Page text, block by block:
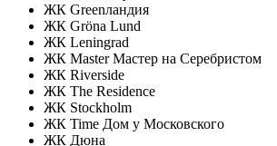
ЖК Greenландия
ЖК Gröna Lund
ЖК Leningrad
ЖК Master Мастер на Серебристом
ЖК Riverside
ЖК The Residence
ЖК Stockholm
ЖК Time Дом у Московского
ЖК Дюна